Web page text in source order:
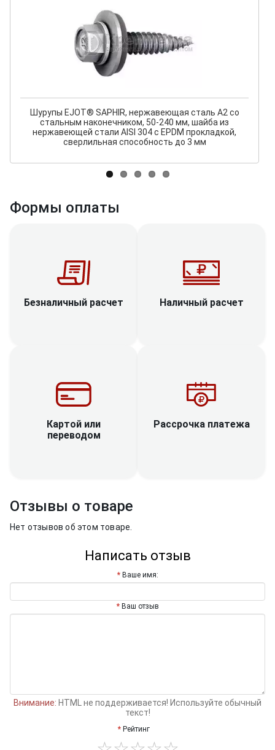
Шурупы EJOT® SAPHIR, нержавеющая сталь А2 со
стальным наконечником, 50-240 мм, шайба из
нержавеющей стали AISI 304 с EPDM прокладкой,
сверлильная способность до 3 мм
Формы оплаты
Безналичный расчет Наличный расчет
Картой или
переводом
Рассрочка платежа
Отзывы о товаре
Нет отзывов об этом товаре.
Написать отзыв
Ваше имя:
Ваш отзыв
Внимание: HTML не поддерживается! Используйте обычный
текст!
Рейтинг